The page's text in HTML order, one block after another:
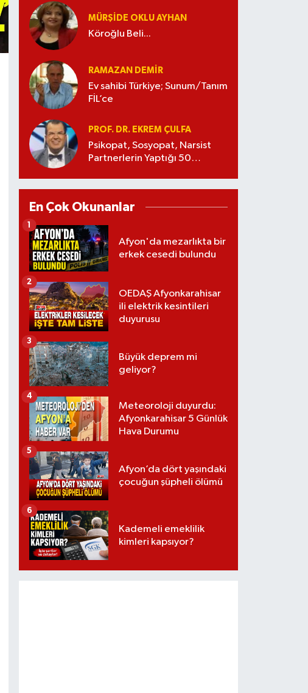
MÜRŞIDE OKLU AYHAN
Köroğlu Beli...
RAMAZAN DEMİR
Ev sahibi Türkiye; Sunum/Tanım
FİL’ce
PROF. DR. EKREM ÇULFA
Psikopat, Sosyopat, Narsist
Partnerlerin Yaptığı 50
En Çok Okunanlar
Afyon'da mezarlıkta bir
erkek cesedi bulundu
1
OEDAŞ Afyonkarahisar
ili elektrik kesintileri
duyurusu
2
Büyük deprem mi
geliyor?
3
Meteoroloji duyurdu:
Afyonkarahisar 5 Günlük
Hava Durumu
4
Afyon’da dört yaşındaki
çocuğun şüpheli ölümü
5
Kademeli emeklilik
kimleri kapsıyor?
6